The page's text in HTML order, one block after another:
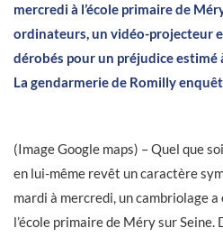
mercredi à l’école primaire de
ordinateurs, un vidéo-projecteur
dérobés pour un préjudice estimé
La gendarmerie de Romilly
(Image Google maps) – Quel que
en lui-même revêt un caractère
mardi à mercredi, un cambriolage
l’école primaire de Méry sur